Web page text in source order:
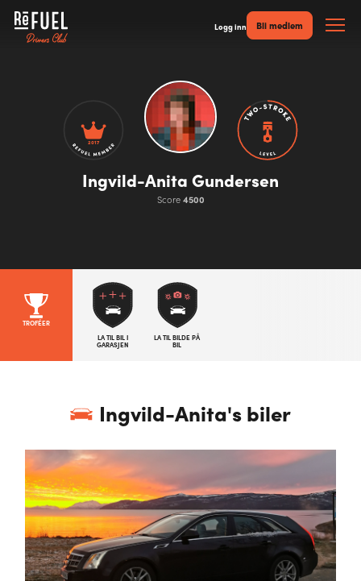
Logg inn Bli medlem
2017
Ingvild-Anita Gundersen
Score4500
TROFÉER
LA TIL BIL I
GARASJEN
LA TIL BILDE PÅ
BIL
Ingvild-Anita's biler